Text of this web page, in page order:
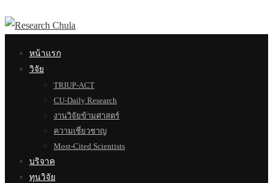
หน้าแรก
วิจัย
TRIUP-ACT
CU-Daily Research
งานวิจัยข้ามศาสตร์
ความเชี่ยวชาญ
Most-Cited Scientists
บริจาค
ทุนวิจัย